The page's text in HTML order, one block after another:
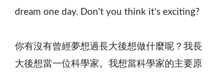
dream one day. Don't you think it's exciting?
你有沒有曾經夢想過長大後想做什麼呢？我長
大後想當一位科學家。我想當科學家的主要原